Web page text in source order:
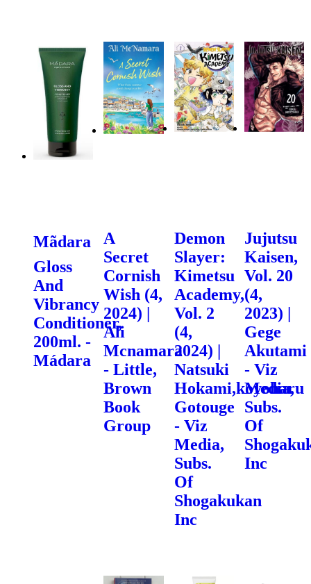
Mãdara
Gloss
And
Vibrancy
Conditioner,
200ml. -
Mádara
A
Secret
Cornish
Wish (4,
2024) |
Ali
Mcnamara
- Little,
Brown
Book
Group
Demon
Slayer:
Kimetsu
Academy,
Vol. 2
(4,
2024) |
Natsuki
Hokami,koyoharu
Gotouge
- Viz
Media,
Subs.
Of
Shogakukan
Inc
Jujutsu
Kaisen,
Vol. 20
(4,
2023) |
Gege
Akutami
- Viz
Media,
Subs.
Of
Inc